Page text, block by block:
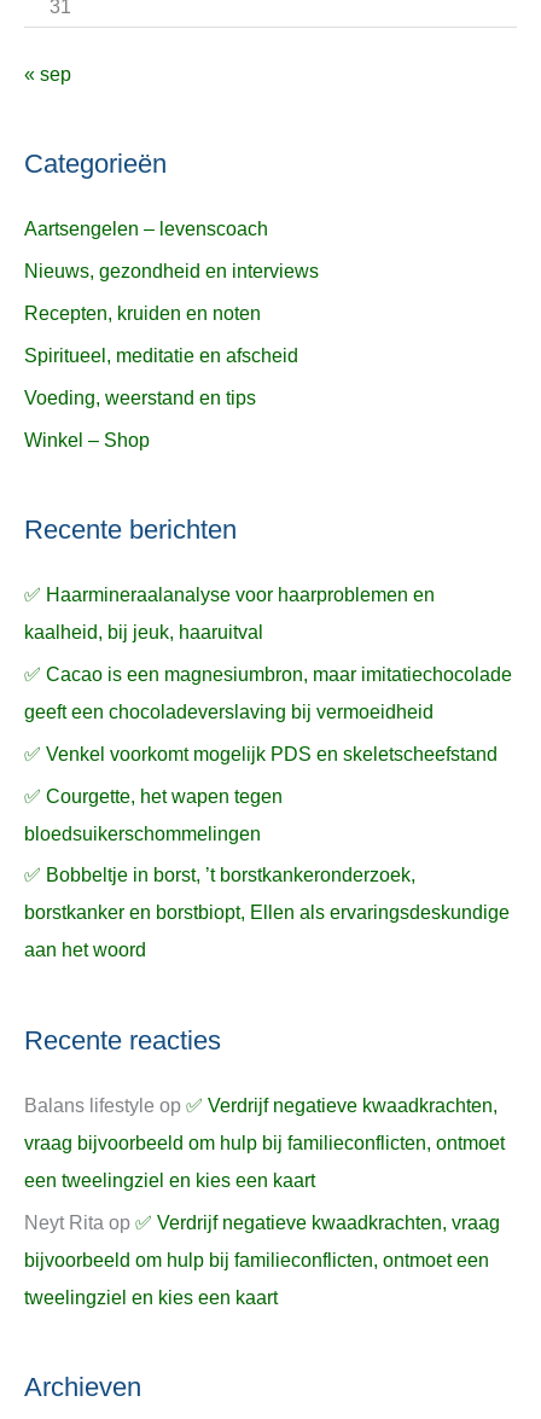
31
« sep
Categorieën
Aartsengelen – levenscoach
Nieuws, gezondheid en interviews
Recepten, kruiden en noten
Spiritueel, meditatie en afscheid
Voeding, weerstand en tips
Winkel – Shop
Recente berichten
✅ Haarmineraalanalyse voor haarproblemen en
kaalheid, bij jeuk, haaruitval
✅ Cacao is een magnesiumbron, maar imitatiechocolade
geeft een chocoladeverslaving bij vermoeidheid
✅ Venkel voorkomt mogelijk PDS en skeletscheefstand
✅ Courgette, het wapen tegen
bloedsuikerschommelingen
✅ Bobbeltje in borst, ’t borstkankeronderzoek,
borstkanker en borstbiopt, Ellen als ervaringsdeskundige
aan het woord
Recente reacties
Balans lifestyle op ✅ Verdrijf negatieve kwaadkrachten,
vraag bijvoorbeeld om hulp bij familieconflicten, ontmoet
een tweelingziel en kies een kaart
Neyt Rita op ✅ Verdrijf negatieve kwaadkrachten, vraag
bijvoorbeeld om hulp bij familieconflicten, ontmoet een
tweelingziel en kies een kaart
Archieven